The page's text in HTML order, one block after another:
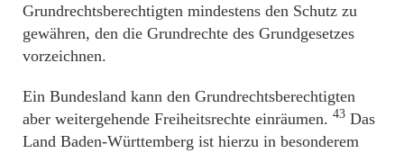
Grundrechtsberechtigten mindestens den Schutz zu
gewähren, den die Grundrechte des Grundgesetzes
vorzeichnen.
Ein Bundesland kann den Grundrechtsberechtigten
aber weitergehende Freiheitsrechte einräumen. 43 Das
Land Baden-Württemberg ist hierzu in besonderem